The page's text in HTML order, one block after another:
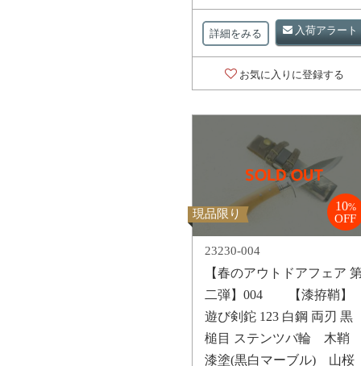
詳細をみる 入荷アラート
お気に入りに登録する
現品限り
10%
OFF
23230-004
【春のアウトドアフェア
二弾】004 【漆拵鞘】
遊び剣鉈 123 白鋼 両刃 黒
槌目 ステンツバ輪 木
漆塗(黒白マーブル) 山桜